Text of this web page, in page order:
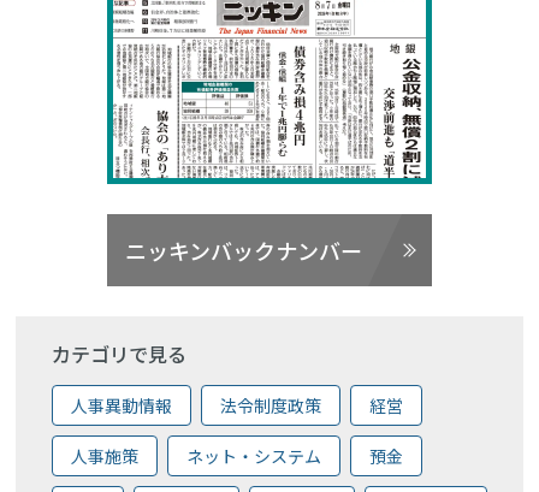
ニッキンバックナンバー
カテゴリで見る
人事異動情報 法令制度政策 経営
人事施策 ネット・システム 預金